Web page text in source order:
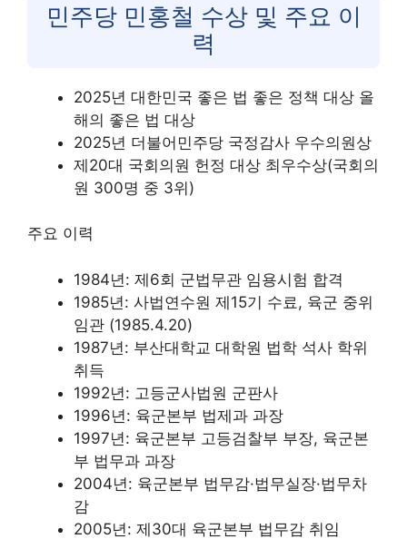
민주당 민홍철 수상 및 주요 이
력
2025년 대한민국 좋은 법 좋은 정책 대상 올
해의 좋은 법 대상
2025년 더불어민주당 국정감사 우수의원상
제20대 국회의원 헌정 대상 최우수상(국회의
원 300명 중 3위)
주요 이력
1984년: 제6회 군법무관 임용시험 합격
1985년: 사법연수원 제15기 수료, 육군 중위
임관 (1985.4.20)
1987년: 부산대학교 대학원 법학 석사 학위
취득
1992년: 고등군사법원 군판사
1996년: 육군본부 법제과 과장
1997년: 육군본부 고등검찰부 부장, 육군본
부 법무과 과장
2004년: 육군본부 법무감·법무실장·법무차
감
2005년: 제30대 육군본부 법무감 취임